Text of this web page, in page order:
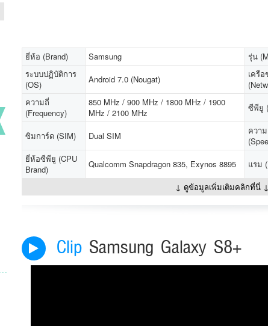
ยี่ห้อ (Brand) Samsung
รุ่น
ระบบปฏิบัติการ
(OS)
Android 7.0 (Nougat)
เครื
ความถี่
(Frequency)
850 MHz / 900 MHz / 1800 MHz / 1900
MHz / 2100 MHz
ซีพียู
ซิมการ์ด (SIM) Dual SIM
ความ
ยี่ห้อซีพียู (CPU
Brand)
Qualcomm Snapdragon 835, Exynos 8895
แรม
↓ ดูข้อมูลเพิ่มเติมคลิกที่นี่
Clip Samsung Galaxy S8+